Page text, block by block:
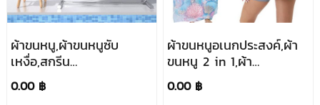
ผ้าขนหนู,ผ้าขนหนูซับ
เหงื่อ,สกรีน
โลโก้,ขนาด30*100cm,60*80cm,80*130cm
0.00 ฿
ผ้าขนหนูอเนกประสงค์,ผ้า
ขนหนู 2 in 1,ผ้า
ขนหนู+กระเป๋า
เป้,ขนาด70*140cm
0.00 ฿